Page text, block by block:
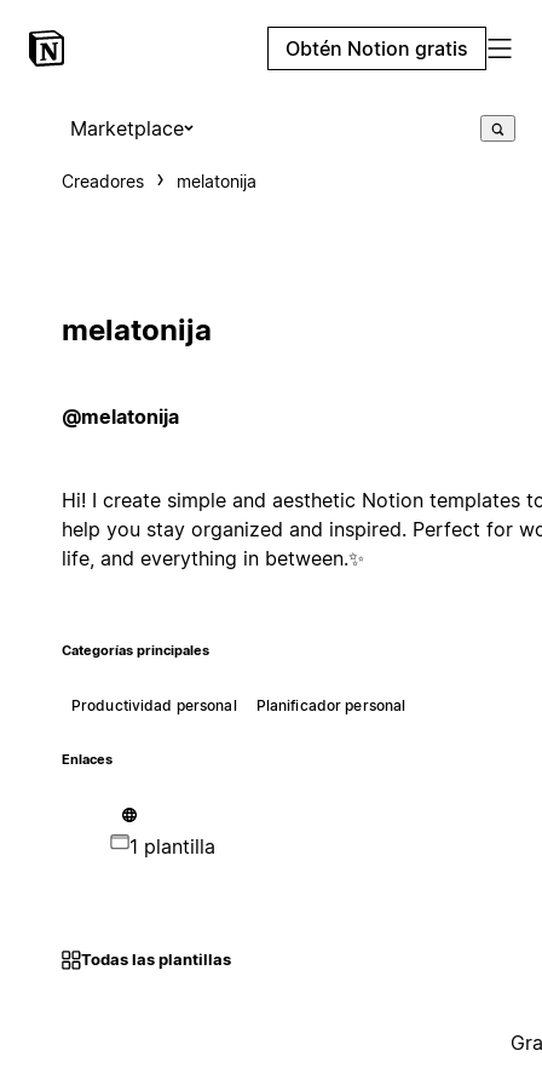
Obtén Notion gratis
Marketplace
Creadores melatonija
melatonija
@melatonija
Hi! I create simple and aesthetic Notion templates
help you stay organized and inspired. Perfect for
life, and everything in between.✨
Categorías principales
Productividad personal Planificador personal
Enlaces
1 plantilla
Todas las plantillas